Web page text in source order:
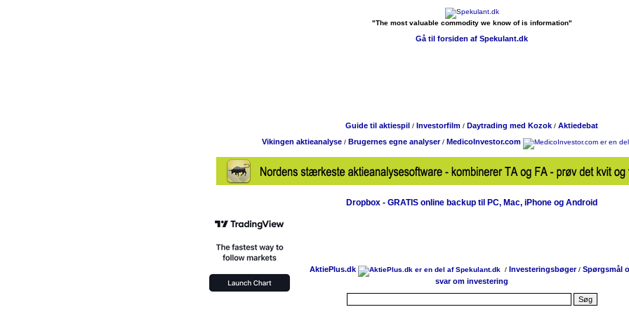
"The most valuable commodity we know of is information"
Gå til forsiden af Spekulant.dk
Guide til aktiespil / Investorfilm / Daytrading med Kozok / Aktiedebat
Vikingen aktieanalyse/ Brugernes egne analyser/ MedicoInvestor.com
Dropbox - GRATIS online backup til PC, Mac, iPhone og Android
AktiePlus.dk / Investeringsbøger/ Spørgsmål
svar om investering